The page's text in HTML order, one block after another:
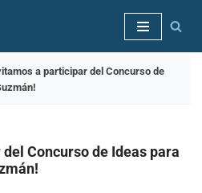
a participar del Concurso de